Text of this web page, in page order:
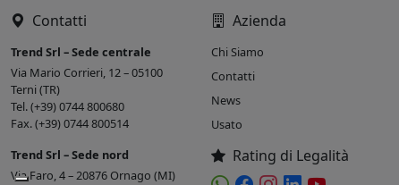
Contatti
Trend Srl – Sede centrale
Via Mario Corrieri, 12 – 05100
Terni (TR)
Tel. (+39) 0744 800680
Fax. (+39) 0744 800514
Trend Srl – Sede nord
Via Faro, 4 – 20876 Ornago (MI)
Azienda
Chi Siamo
Contatti
News
Usato
Rating di Legalità